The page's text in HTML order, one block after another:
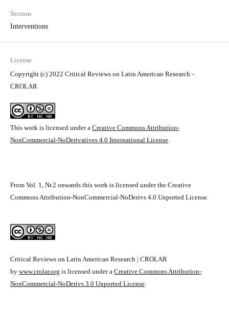
Section
Interventions
License
Copyright (c) 2022 Critical Reviews on Latin American Research -
CROLAR
This work is licensed under a Creative Commons Attribution-
NonCommercial-NoDerivatives 4.0 International License.
From Vol. 1, Nr.2 onwards this work is licensed under the Creative
Commons Attribution-NonCommercial-NoDerivs 4.0 Unported License.
Critical Reviews on Latin American Research | CROLAR
by www.crolar.org is licensed under a Creative Commons Attribution-
NonCommercial-NoDerivs 3.0 Unported License.